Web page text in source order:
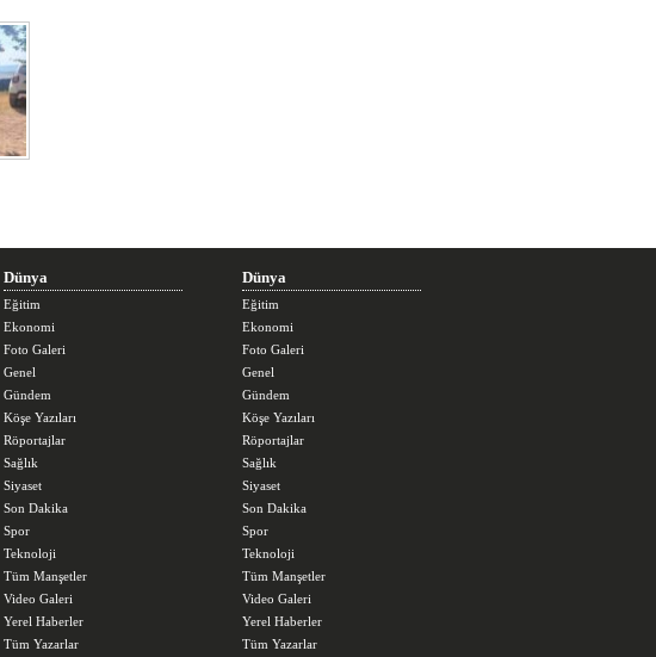
Dünya
Eğitim
Ekonomi
Foto Galeri
Genel
Gündem
Köşe Yazıları
Röportajlar
Sağlık
Siyaset
Son Dakika
Spor
Teknoloji
Tüm Manşetler
Video Galeri
Yerel Haberler
Tüm Yazarlar
Dünya
Eğitim
Ekonomi
Foto Galeri
Genel
Gündem
Köşe Yazıları
Röportajlar
Sağlık
Siyaset
Son Dakika
Spor
Teknoloji
Tüm Manşetler
Video Galeri
Yerel Haberler
Tüm Yazarlar